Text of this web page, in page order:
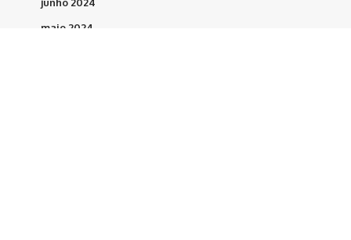
maio 2024